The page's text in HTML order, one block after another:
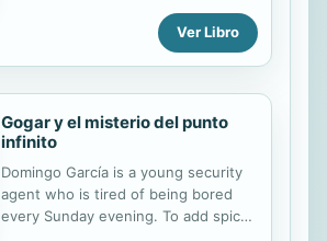
Spanish with little or no linguistic
background, who need to
understand the key concepts and
The book has been carefully crafted
to introduce the reader to the main
areas of linguistics, both theoretical
and applied. General Linguistics,
Phonology and Phonetics,
Morphology, Syntax, Semantics and
Pragmatics, History of the Spanish
Ver Libro
Gogar y el misterio del punto
infinito
Domingo García is a young security
agent who is tired of being bored
every Sunday evening. To add spice